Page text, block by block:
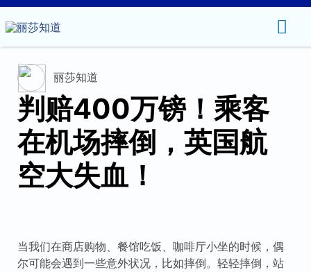
主
丽莎知道
判赔400万镑！乘客
在机场摔倒，英国航
空大失血！
当我们在商店购物、餐馆吃饭、咖啡厅小坐的时候，偶
尔可能会遇到一些意外状况，比如摔倒。轻轻摔倒，站